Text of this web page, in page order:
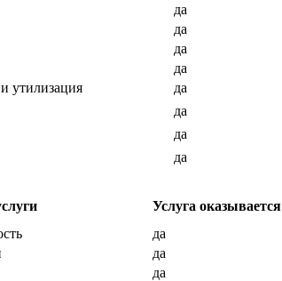
да
да
да
да
утилизация
да
да
да
да
Услуга оказывается
да
да
да